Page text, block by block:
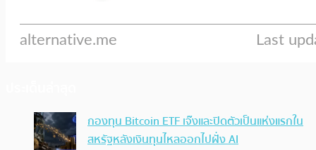
กองทุน Bitcoin ETF เจ๊งและปิดตัวเป็นแห่งแรกใน
สหรัฐหลังเงินทุนไหลออกไปฝั่ง AI